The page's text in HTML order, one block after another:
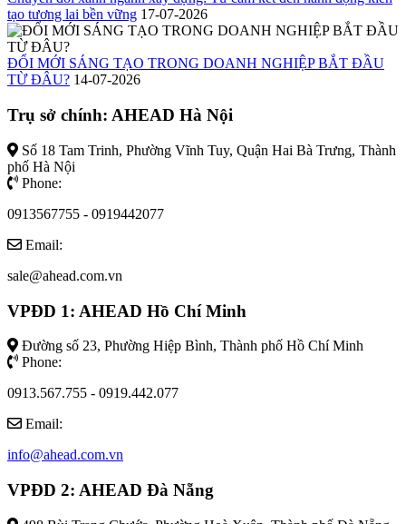
tạo tương lai bền vững 17-07-2026
ĐỔI MỚI SÁNG TẠO TRONG DOANH NGHIỆP BẮT ĐẦU
TỪ ĐÂU? 14-07-2026
Trụ sở chính: AHEAD Hà Nội
Số 18 Tam Trinh, Phường Vĩnh Tuy, Quận Hai Bà Trưng, Thành
phố Hà Nội
Phone:
0913567755 - 0919442077
Email:
sale@ahead.com.vn
VPĐD 1: AHEAD Hồ Chí Minh
Đường số 23, Phường Hiệp Bình, Thành phố Hồ Chí Minh
Phone:
0913.567.755 - 0919.442.077
Email:
info@ahead.com.vn
VPĐD 2: AHEAD Đà Nẵng